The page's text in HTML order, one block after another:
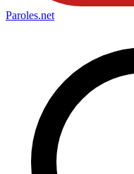
Paroles.net